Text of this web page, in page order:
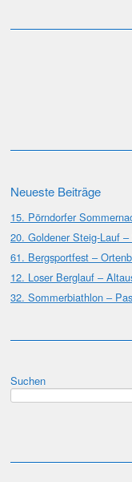
Neueste Beiträge
15. Pörndorfer
20. Goldener Steig-Lauf
61. Bergsportfest –
12. Loser Berglauf –
32. Sommerbiathlon –
Suchen